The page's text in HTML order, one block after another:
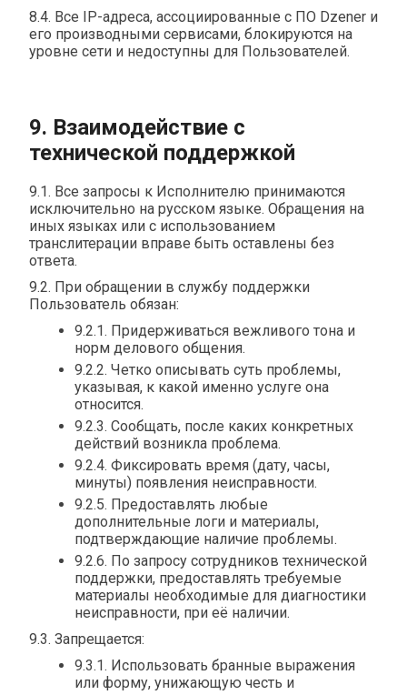
8.4. Все IP-адреса, ассоциированные с ПО Dzener и
его производными сервисами, блокируются на
уровне сети и недоступны для Пользователей.
9. Взаимодействие с
технической поддержкой
9.1. Все запросы к Исполнителю принимаются
исключительно на русском языке. Обращения на
иных языках или с использованием
транслитерации вправе быть оставлены без
ответа.
9.2. При обращении в службу поддержки
Пользователь обязан:
9.2.1. Придерживаться вежливого тона и
норм делового общения.
9.2.2. Четко описывать суть проблемы,
указывая, к какой именно услуге она
относится.
9.2.3. Сообщать, после каких конкретных
действий возникла проблема.
9.2.4. Фиксировать время (дату, часы,
минуты) появления неисправности.
9.2.5. Предоставлять любые
дополнительные логи и материалы,
подтверждающие наличие проблемы.
9.2.6. По запросу сотрудников технической
поддержки, предоставлять требуемые
материалы необходимые для диагностики
неисправности, при её наличии.
9.3. Запрещается:
9.3.1. Использовать бранные выражения
или форму, унижающую честь и